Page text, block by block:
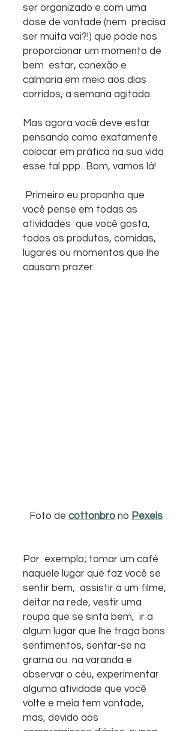
ser organizado e com uma
dose de vontade (nem  precisa
ser muita vai?!) que pode nos
proporcionar um momento de
bem  estar, conexão e
calmaria em meio aos dias
corridos, a semana agitada.
Mas agora você deve estar
pensando como exatamente
colocar em prática na sua vida
esse tal ppp...Bom, vamos lá!
você pense em todas as
atividades  que você gosta,
todos os produtos, comidas,
lugares ou momentos que lhe
causam prazer.
Foto de cottonbro no Pexels
Por  exemplo; tomar um café
naquele lugar que faz você se
sentir bem,  assistir a um filme,
deitar na rede, vestir uma
roupa que se sinta bem,  ir a
algum lugar que lhe traga bons
sentimentos, sentar-se na
grama ou  na varanda e
observar o céu, experimentar
alguma atividade que você
volte e meia tem vontade,
mas, devido aos